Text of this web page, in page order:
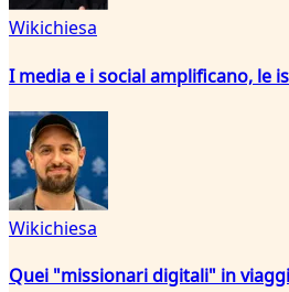
Wikichiesa
I media e i social amplificano, le
Wikichiesa
Quei "missionari digitali" in